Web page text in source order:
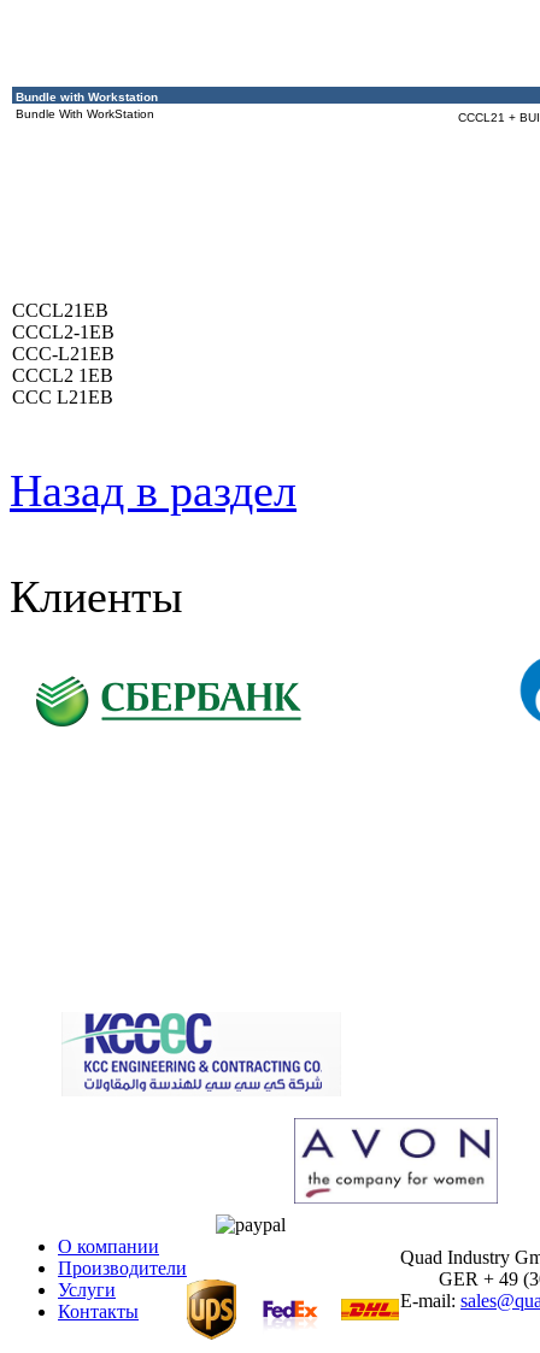
Bundle with Workstation
Bundle With WorkStation
CCCL21 +
CCCL21EB
CCCL2-1EB
CCC-L21EB
CCCL2 1EB
CCC L21EB
Назад в раздел
Клиенты
О компании
Производители
Услуги
Контакты
Quad Industry
GER + 49
E-mail: